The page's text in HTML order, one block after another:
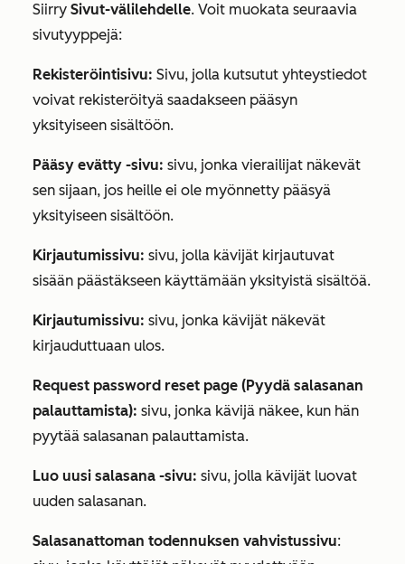
Siirry Sivut-välilehdelle. Voit muokata seuraavia
sivutyyppejä:
Rekisteröintisivu: Sivu, jolla kutsutut yhteystiedot
voivat rekisteröityä saadakseen pääsyn
yksityiseen sisältöön.
Pääsy evätty -sivu: sivu, jonka vierailijat näkevät
sen sijaan, jos heille ei ole myönnetty pääsyä
yksityiseen sisältöön.
Kirjautumissivu: sivu, jolla kävijät kirjautuvat
sisään päästäkseen käyttämään yksityistä sisältöä.
Kirjautumissivu: sivu, jonka kävijät näkevät
kirjauduttuaan ulos.
Request password reset page (Pyydä salasanan
palauttamista): sivu, jonka kävijä näkee, kun hän
pyytää salasanan palauttamista.
Luo uusi salasana -sivu: sivu, jolla kävijät luovat
uuden salasanan.
Salasanattoman todennuksen vahvistussivu: